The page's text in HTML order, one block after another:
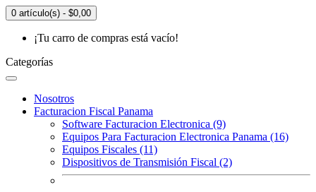
0 artículo(s) - $0,00
¡Tu carro de compras está vacío!
Categorías
Nosotros
Facturacion Fiscal Panama
Software Facturacion Electronica (9)
Equipos Para Facturacion Electronica Panama (16)
Equipos Fiscales (11)
Dispositivos de Transmisión Fiscal (2)